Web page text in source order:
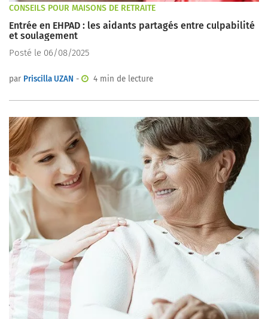
CONSEILS POUR MAISONS DE RETRAITE
Entrée en EHPAD : les aidants partagés entre culpabilité
et soulagement
Posté le 06/08/2025
par Priscilla UZAN - 4 min de lecture